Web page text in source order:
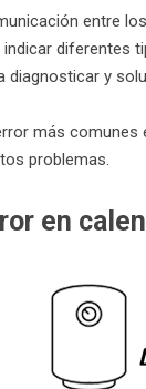
entre
y
más
problemas.
en